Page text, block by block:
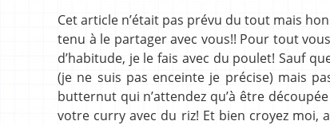
Cet article n’était pas prévu du tout mais
tenu à le partager avec vous!! Pour tout
d’habitude, je le fais avec du poulet! Sauf
(je ne suis pas enceinte je précise) mais
butternut qui n’attendez qu’à être
votre curry avec du riz! Et bien croyez moi,